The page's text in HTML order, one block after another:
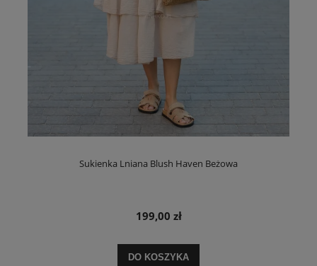
Sukienka Lniana Blush Haven Beżowa
199,00 zł
DO KOSZYKA